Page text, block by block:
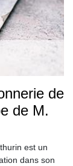
de
de M.
est un
dans son